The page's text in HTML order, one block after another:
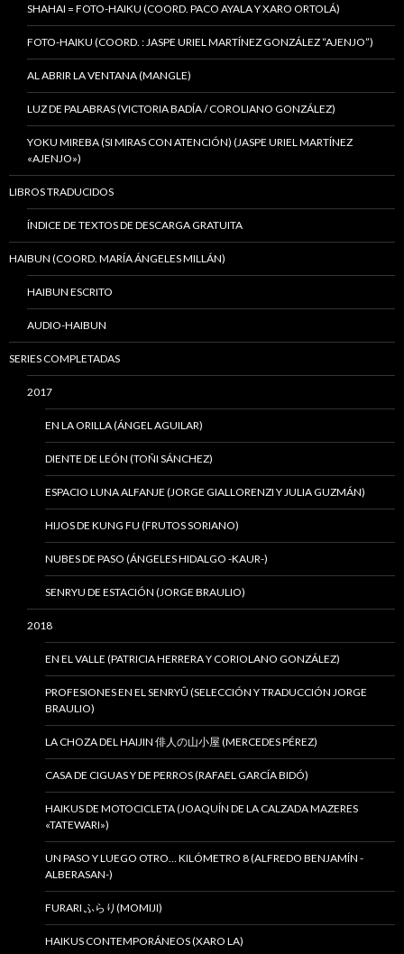
SHAHAI = FOTO-HAIKU (COORD. PACO AYALA Y XARO ORTOLÁ)
FOTO-HAIKU (COORD. : JASPE URIEL MARTÍNEZ GONZÁLEZ “AJENJO”)
AL ABRIR LA VENTANA (MANGLE)
LUZ DE PALABRAS (VICTORIA BADÍA / COROLIANO GONZÁLEZ)
YOKU MIREBA (SI MIRAS CON ATENCIÓN) (JASPE URIEL MARTÍNEZ
«AJENJO»)
LIBROS TRADUCIDOS
ÍNDICE DE TEXTOS DE DESCARGA GRATUITA
HAIBUN (COORD. MARÍA ÁNGELES MILLÁN)
HAIBUN ESCRITO
AUDIO-HAIBUN
SERIES COMPLETADAS
2017
EN LA ORILLA (ÁNGEL AGUILAR)
DIENTE DE LEÓN (TOÑI SÁNCHEZ)
ESPACIO LUNA ALFANJE (JORGE GIALLORENZI Y JULIA GUZMÁN)
HIJOS DE KUNG FU (FRUTOS SORIANO)
NUBES DE PASO (ÁNGELES HIDALGO -KAUR-)
SENRYU DE ESTACIÓN (JORGE BRAULIO)
2018
EN EL VALLE (PATRICIA HERRERA Y CORIOLANO GONZÁLEZ)
PROFESIONES EN EL SENRYÛ (SELECCIÓN Y TRADUCCIÓN JORGE
BRAULIO)
LA CHOZA DEL HAIJIN 俳人の山小屋 (MERCEDES PÉREZ)
CASA DE CIGUAS Y DE PERROS (RAFAEL GARCÍA BIDÓ)
HAIKUS DE MOTOCICLETA (JOAQUÍN DE LA CALZADA MAZERES
«TATEWARI»)
UN PASO Y LUEGO OTRO… KILÓMETRO 8 (ALFREDO BENJAMÍN -
ALBERASAN-)
FURARI ふらり(MOMIJI)
HAIKUS CONTEMPORÁNEOS (XARO LA)